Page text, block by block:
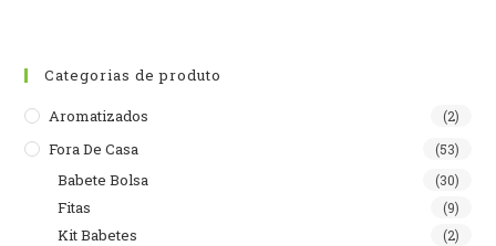
Categorias de produto
Aromatizados (2)
Fora De Casa (53)
Babete Bolsa (30)
Fitas (9)
Kit Babetes (2)